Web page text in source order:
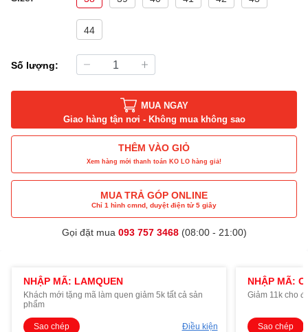
44
Số lượng:
MUA NGAY
Giao hàng tận nơi - Không mua không sao
THÊM VÀO GIỎ
Xem hàng mới thanh toán KO LO hàng giả!
MUA TRẢ GÓP ONLINE
Chỉ 1 hình cmnd, duyệt điện tử 5 giây
Gọi đặt mua 093 757 3468(08:00 - 21:00)
NHẬP MÃ: LAMQUEN
Khách mới tặng mã làm quen giảm 5k tất cả sản
phẩm
Sao chép Điều kiện
NHẬP MÃ:
Giảm 11k cho
Sao chép